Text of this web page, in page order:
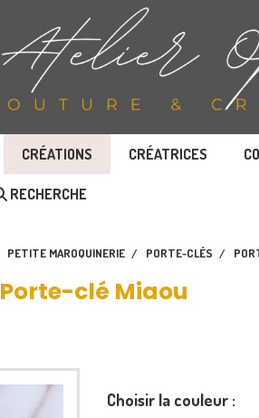
CRÉATIONS CRÉATRICES
RECHERCHE
PETITE MAROQUINERIE PORTE-CLÉS
Porte-clé Miaou
Choisir la couleur :